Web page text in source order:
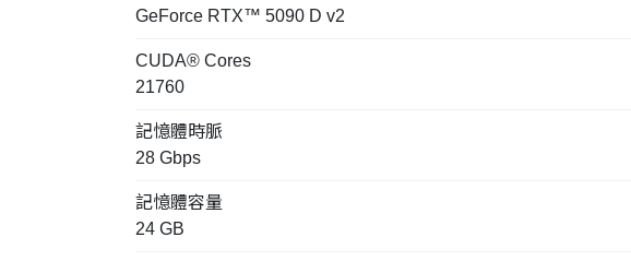
GeForce RTX™ 5090 D v2
CUDA® Cores
21760
記憶體時脈
28 Gbps
記憶體容量
24 GB